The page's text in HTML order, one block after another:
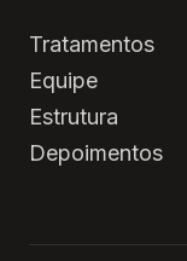
Tratamentos
Equipe
Estrutura
Depoimentos